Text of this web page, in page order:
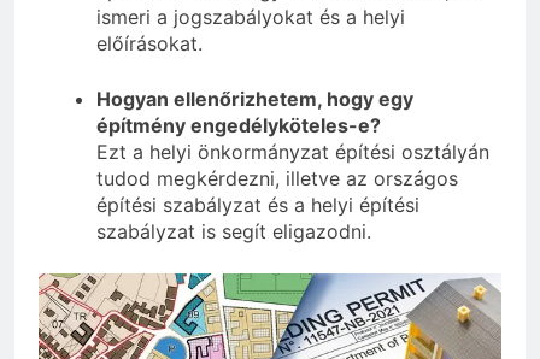
ismeri a jogszabályokat és a helyi
előírásokat.
Hogyan ellenőrizhetem, hogy egy
építmény engedélyköteles-e?
Ezt a helyi önkormányzat építési osztályán
tudod megkérdezni, illetve az országos
építési szabályzat és a helyi építési
szabályzat is segít eligazodni.